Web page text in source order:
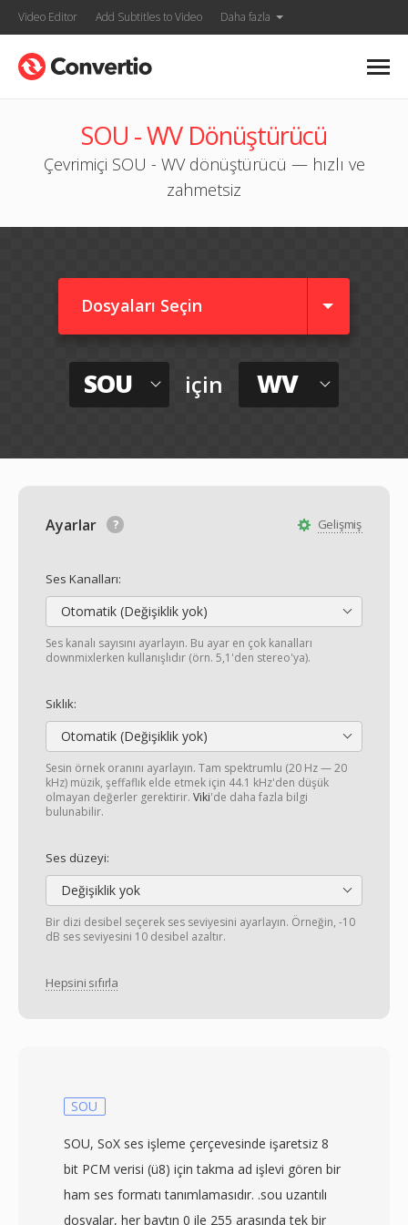
Video Editor Add Subtitles to Video Daha fazla
SOU - WV Dönüştürücü
Çevrimiçi SOU - WV dönüştürücü — hızlı ve
zahmetsiz
Dosyaları Seçin
SOU için WV
Gelişmiş
Ayarlar
Ses Kanalları:
Otomatik (Değişiklik yok)
Ses kanalı sayısını ayarlayın. Bu ayar en çok kanalları
downmixlerken kullanışlıdır (örn. 5,1'den stereo'ya).
Sıklık:
Otomatik (Değişiklik yok)
Sesin örnek oranını ayarlayın. Tam spektrumlu (20 Hz — 20
kHz) müzik, şeffaflık elde etmek için 44.1 kHz'den düşük
olmayan değerler gerektirir. Viki'de daha fazla bilgi
bulunabilir.
Ses düzeyi:
Değişiklik yok
Bir dizi desibel seçerek ses seviyesini ayarlayın. Örneğin, -10
dB ses seviyesini 10 desibel azaltır.
Hepsini sıfırla
SOU
SOU, SoX ses işleme çerçevesinde işaretsiz 8
bit PCM verisi (ü8) için takma ad işlevi gören bir
ham ses formatı tanımlamasıdır. .sou uzantılı
dosyalar, her baytın 0 ile 255 arasında tek bir